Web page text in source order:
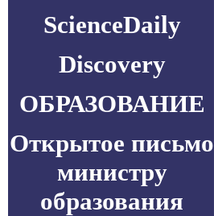
ScienceDaily
Discovery
ОБРАЗОВАНИЕ
Открытое письмо
министру
образования